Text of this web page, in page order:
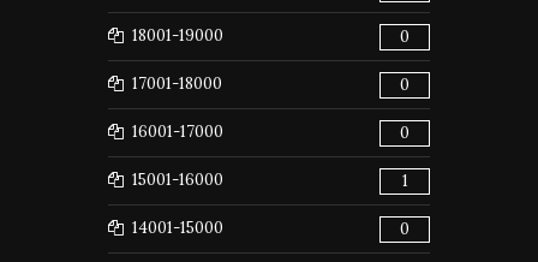
18001-19000 0
17001-18000 0
16001-17000 0
15001-16000 1
14001-15000 0